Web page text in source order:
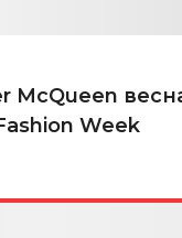
McQueen
Week